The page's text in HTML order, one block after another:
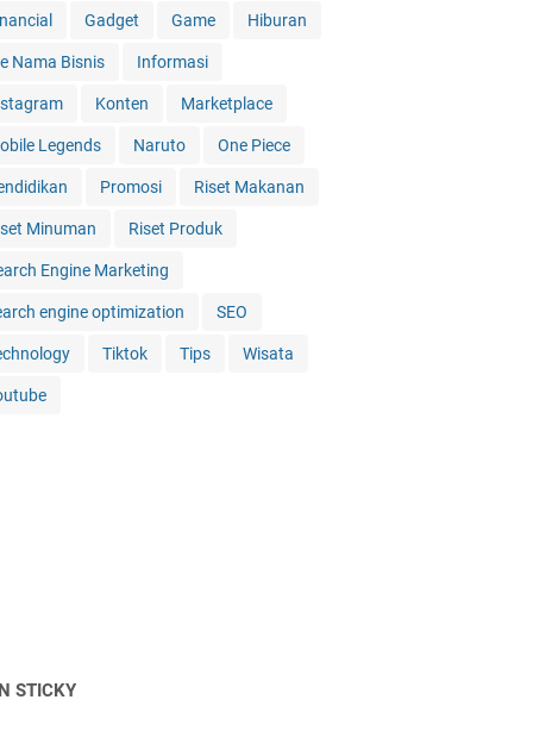
Gadget Game Hiburan
Nama Bisnis Informasi
Konten Marketplace
Legends Naruto One Piece
Promosi Riset Makanan
Minuman Riset Produk
Engine Marketing
engine optimization SEO
Tiktok Tips Wisata
STICKY